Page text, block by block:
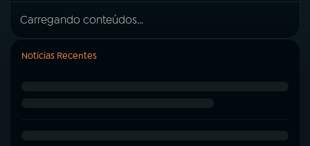
Carregando conteúdos...
Notícias Recentes